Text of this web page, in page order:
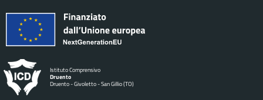
Istituto Comprensivo
Druento
Druento - Givoletto - San Gillio (TO)